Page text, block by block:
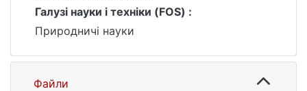
Галузі науки і техніки (FOS) :
Природничі науки
Файли